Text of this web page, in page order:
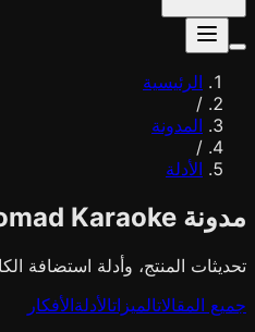
الرئيسية
/
المدونة
/
الأدلة
مدونة Nomad Karaoke
تحديثات المنتج، وأدلة استضافة
جميع المقالاتالميزاتالأدلةالأفكار